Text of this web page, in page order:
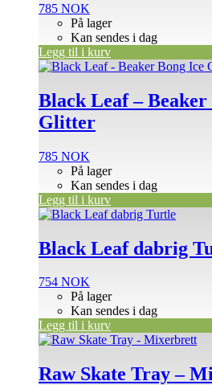
785 NOK
På lager
Kan sendes i dag
Legg til i kurv
Black Leaf –
Glitter
785 NOK
På lager
Kan sendes i dag
Legg til i kurv
Black Leaf dabrig
754 NOK
På lager
Kan sendes i dag
Legg til i kurv
Raw Skate Tray –